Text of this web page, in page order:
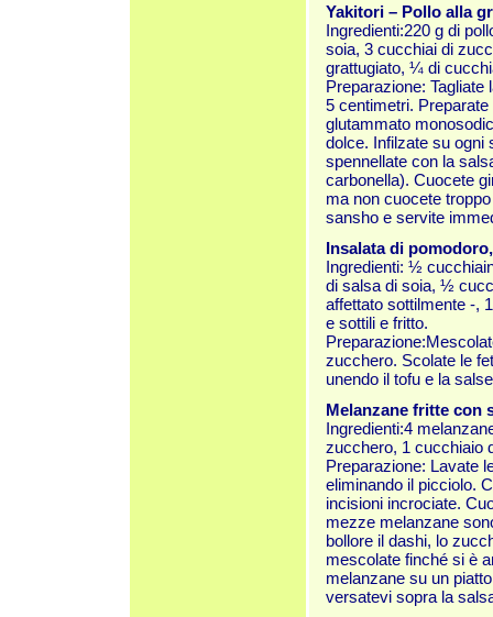
Yakitori – Pollo alla
Ingredienti:220 g di
soia, 3 cucchiai di
grattugiato, ¼ di
Preparazione: Tagliate
5 centimetri.
glutammato
dolce. Infilzate su ogni
spennellate con la
carbonella). Cuocete
ma non cuocete
sansho e servite
Insalata di
Ingredienti: ½
di salsa di soia, ½
affettato sottilmente -,
e sottili e fritto.
zucchero. Scolate le
unendo il tofu e la
Melanzane fritte con
Ingredienti:4
zucchero, 1 cucchiaio
Preparazione: Lavate
eliminando il picciolo.
incisioni incrociate.
mezze melanzane
bollore il dashi, lo
mescolate finché si è
melanzane su un
versatevi sopra la